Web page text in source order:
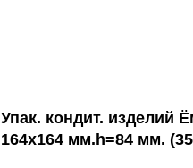
Упак. кондит. изделий
164х164 мм.h=84 мм.